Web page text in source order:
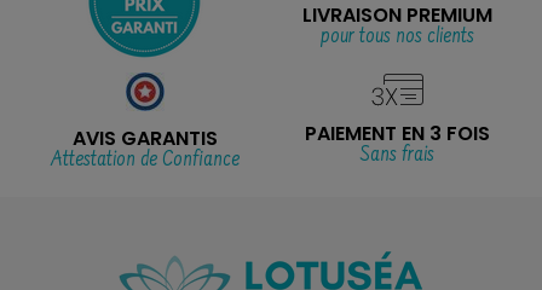
LIVRAISON PREMIUM
pour tous nos clients
AVIS GARANTIS
Attestation de Confiance
PAIEMENT EN 3 FOIS
Sans frais